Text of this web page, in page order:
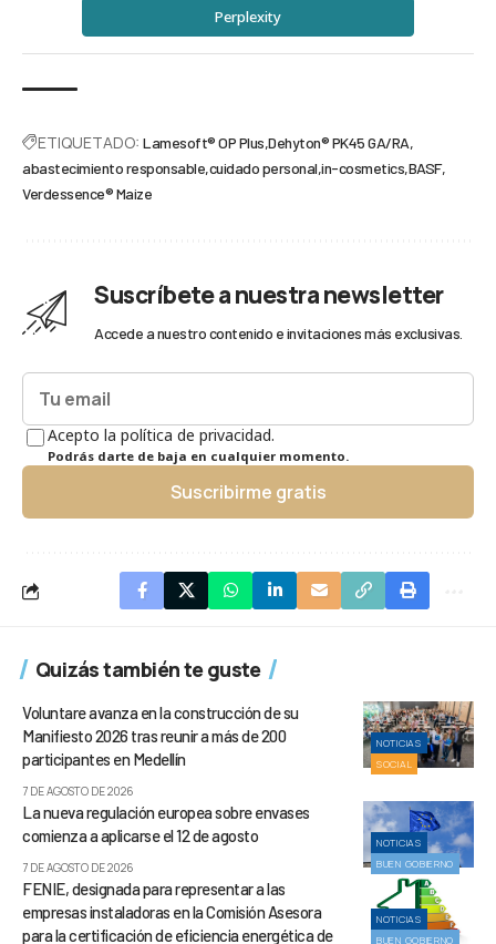
Perplexity
ETIQUETADO: Lamesoft® OP Plus Dehyton® PK45 GA/RA
abastecimiento responsable cuidado personal in-cosmetics BASF
Verdessence® Maize
Suscríbete a nuestra newsletter
Accede a nuestro contenido e invitaciones más exclusivas.
Acepto la política de privacidad.
Podrás darte de baja en cualquier momento.
Suscribirme gratis
Quizás también te guste
NOTICIAS
SOCIAL
Voluntare avanza en la construcción de su
Manifiesto 2026 tras reunir a más de 200
participantes en Medellín
7 DE AGOSTO DE 2026
NOTICIAS
BUEN GOBIERNO
La nueva regulación europea sobre envases
comienza a aplicarse el 12 de agosto
7 DE AGOSTO DE 2026
NOTICIAS
BUEN GOBIERNO
FENIE, designada para representar a las
empresas instaladoras en la Comisión Asesora
para la certificación de eficiencia energética de